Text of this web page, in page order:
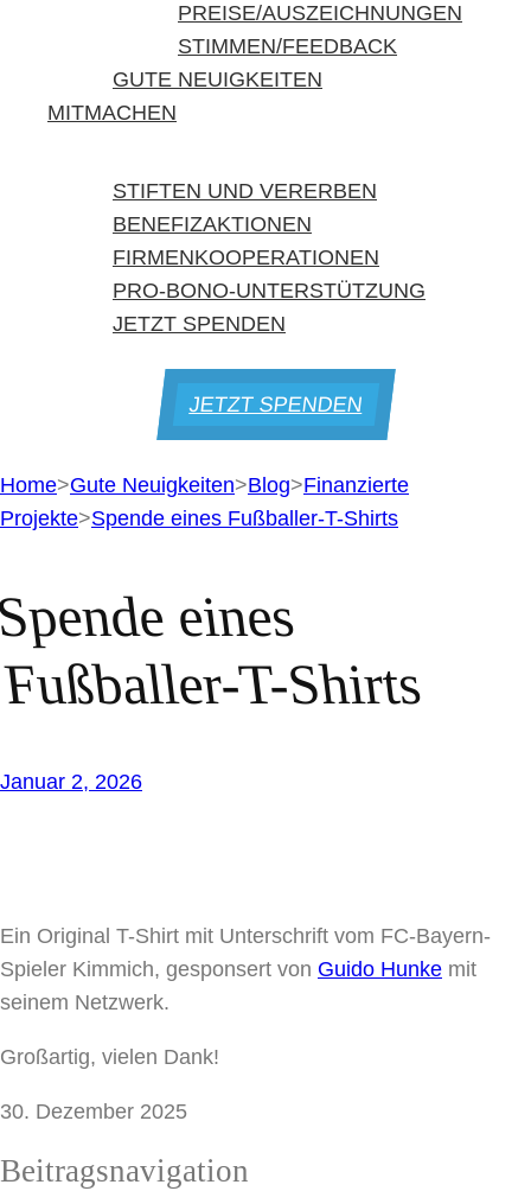
PREISE/AUSZEICHNUNGEN
STIMMEN/FEEDBACK
GUTE NEUIGKEITEN
MITMACHEN
STIFTEN UND VERERBEN
BENEFIZAKTIONEN
FIRMENKOOPERATIONEN
PRO-BONO-UNTERSTÜTZUNG
JETZT SPENDEN
JETZT SPENDEN
Home>Gute Neuigkeiten>Blog>Finanzierte
Projekte>Spende eines Fußballer-T-Shirts
eines
Fußballer-T-Shirts
Januar 2, 2026
Ein Original T-Shirt mit Unterschrift vom FC-Bayern-
Spieler Kimmich, gesponsert von Guido Hunke mit
seinem Netzwerk.
Großartig, vielen Dank!
30. Dezember 2025
Beitragsnavigation